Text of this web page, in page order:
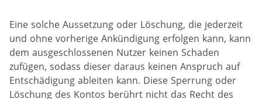
Eine solche Aussetzung oder Löschung, die jederzeit
und ohne vorherige Ankündigung erfolgen kann, kann
dem ausgeschlossenen Nutzer keinen Schaden
zufügen, sodass dieser daraus keinen Anspruch auf
Entschädigung ableiten kann. Diese Sperrung oder
Löschung des Kontos berührt nicht das Recht des